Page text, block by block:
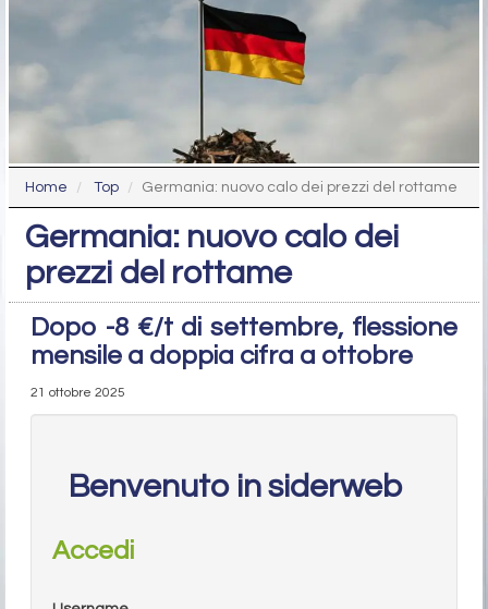
Home Top Germania: nuovo calo dei prezzi del rottame
Germania: nuovo calo dei
prezzi del rottame
Dopo -8 €/t di settembre, flessione
mensile a doppia cifra a ottobre
21 ottobre 2025
Benvenuto in siderweb
Accedi